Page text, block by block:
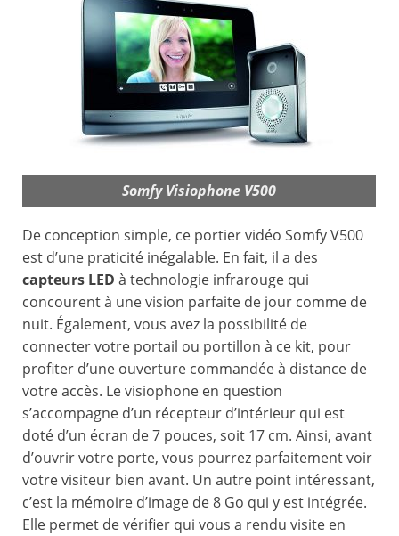
Somfy Visiophone V500
De conception simple, ce portier vidéo Somfy V500
est d’une praticité inégalable. En fait, il a des
capteurs LED à technologie infrarouge qui
concourent à une vision parfaite de jour comme de
nuit. Également, vous avez la possibilité de
connecter votre portail ou portillon à ce kit, pour
profiter d’une ouverture commandée à distance de
votre accès. Le visiophone en question
s’accompagne d’un récepteur d’intérieur qui est
doté d’un écran de 7 pouces, soit 17 cm. Ainsi, avant
d’ouvrir votre porte, vous pourrez parfaitement voir
votre visiteur bien avant. Un autre point intéressant,
c’est la mémoire d’image de 8 Go qui y est intégrée.
Elle permet de vérifier qui vous a rendu visite en